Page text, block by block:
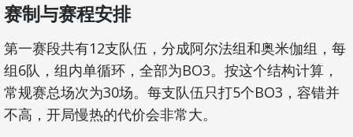
赛制与赛程安排
第一赛段共有12支队伍，分成阿尔法组和奥米伽组，每
组6队，组内单循环，全部为BO3。按这个结构计算，
常规赛总场次为30场。每支队伍只打5个BO3，容错并
不高，开局慢热的代价会非常大。